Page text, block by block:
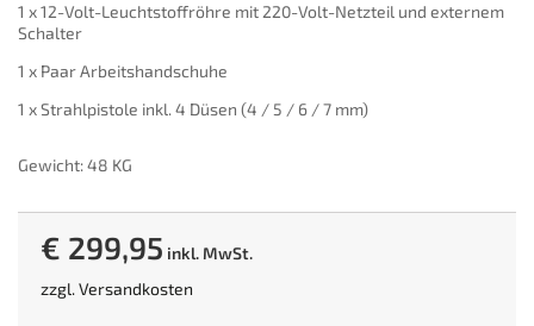
1 x 12-Volt-Leuchtstoffröhre mit 220-Volt-Netzteil und externem
Schalter
1 x Paar Arbeitshandschuhe
1 x Strahlpistole inkl. 4 Düsen (4 / 5 / 6 / 7 mm)
Gewicht: 48 KG
€ 299,95 inkl. MwSt.
zzgl.Versandkosten